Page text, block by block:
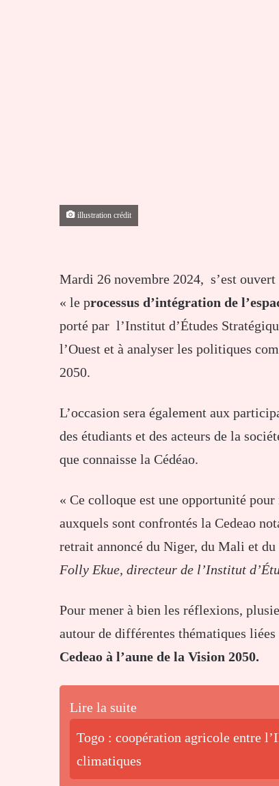
illustration crédit
Mardi 26 novembre 2024, s’est
« le processus d’intégration de
porté par l’Institut d’Études
l’Ouest et à analyser les politiques
2050.
L’occasion sera également aux
des étudiants et des acteurs de la
que connaisse la Cédéao.
« Ce colloque est une opportunité
auxquels sont confrontés la Cedeao
retrait annoncé du Niger, du Mali et
Folly Ekue, directeur de l’Institut
Pour mener à bien les réflexions,
autour de différentes thématiques
Cedeao à l’aune de la Vision 2050.
Lire la suite
Togo : coopération agricole entre
climatiques